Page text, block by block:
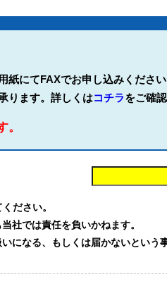
にてFAXでお申し込みください
ります。詳しくはコチラをご確
ださい。
社では責任を負いかねます。
になる、もしくは届かないとい